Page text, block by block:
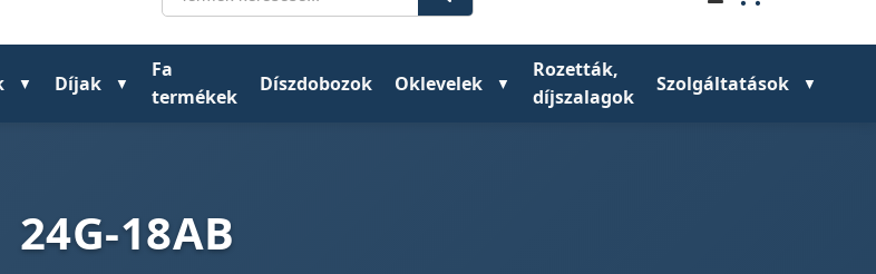
Díjak
Fa
termékek
Díszdobozok Oklevelek
Rozetták,
díjszalagok
Szolgáltatások
24G-18AB